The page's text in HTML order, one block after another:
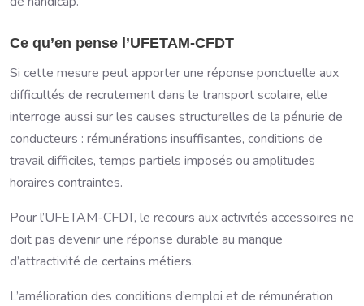
Ce qu’en pense l’UFETAM-CFDT
Si cette mesure peut apporter une réponse ponctuelle aux
difficultés de recrutement dans le transport scolaire, elle
interroge aussi sur les causes structurelles de la pénurie de
conducteurs : rémunérations insuffisantes, conditions de
travail difficiles, temps partiels imposés ou amplitudes
horaires contraintes.
Pour l’UFETAM-CFDT, le recours aux activités accessoires ne
doit pas devenir une réponse durable au manque
d’attractivité de certains métiers.
L’amélioration des conditions d’emploi et de rémunération